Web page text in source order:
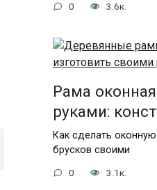
0 3.6к.
Рама
руками:
Как сделать
брусков своими
0 3.1к.